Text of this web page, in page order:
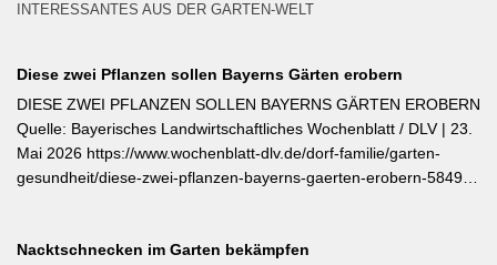
INTERESSANTES AUS DER GARTEN-WELT
Diese zwei Pflanzen sollen Bayerns Gärten erobern
DIESE ZWEI PFLANZEN SOLLEN BAYERNS GÄRTEN EROBERN
Quelle: Bayerisches Landwirtschaftliches Wochenblatt / DLV | 23.
Mai 2026 https://www.wochenblatt-dlv.de/dorf-familie/garten-
gesundheit/diese-zwei-pflanzen-bayerns-gaerten-erobern-584991
gemusterten Blüten, die ohne Ausputzen von Frühsommer bis
Nacktschnecken im Garten bekämpfen